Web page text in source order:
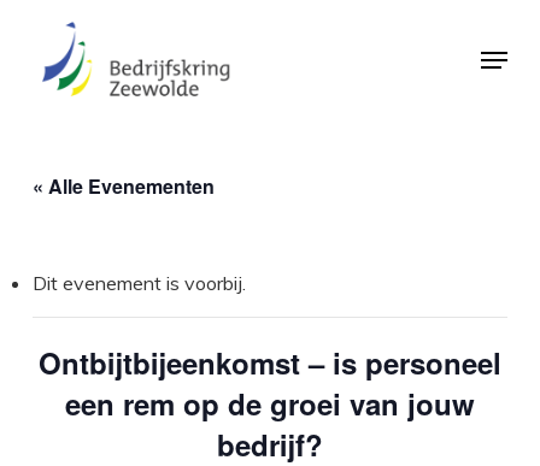
Menu
« Alle Evenementen
Dit evenement is voorbij.
Ontbijtbijeenkomst – is personeel
een rem op de groei van jouw
bedrijf?